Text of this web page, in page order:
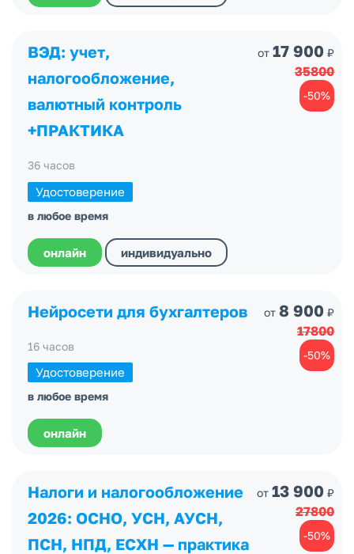
ВЭД: учет,
налогообложение,
валютный контроль
+ПРАКТИКА
36 часов
Удостоверение
в любое время
от 17 900 ₽
35800
-50%
онлайн индивидуально
Нейросети для бухгалтеров
16 часов
Удостоверение
в любое время
от 8 900 ₽
17800
-50%
онлайн
Налоги и налогообложение
2026: ОСНО, УСН, АУСН,
ПСН, НПД, ЕСХН — практика
от 13 900 ₽
27800
-50%